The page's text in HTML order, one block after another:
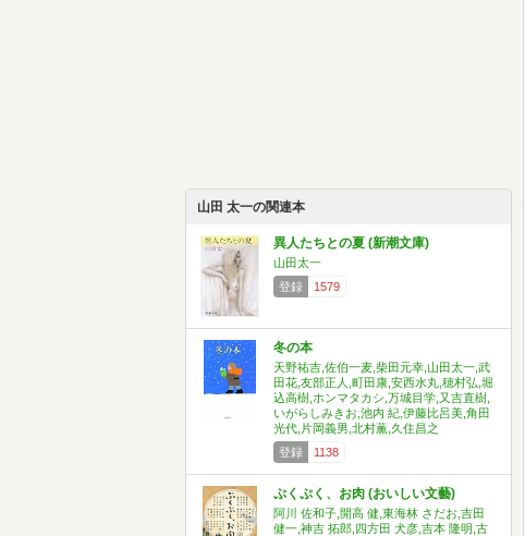
山田 太一の関連本
異人たちとの夏 (新潮文庫)
山田太一
登録
1579
冬の本
天野祐吉,佐伯一麦,柴田元幸,山田太一,武
田花,友部正人,町田康,安西水丸,穂村弘,堀
込高樹,ホンマタカシ,万城目学,又吉直樹,
いがらしみきお,池内 紀,伊藤比呂美,角田
光代,片岡義男,北村薫,久住昌之
登録
1138
ぷくぷく、お肉 (おいしい文藝)
阿川 佐和子,開高 健,東海林 さだお,吉田
健一,神吉 拓郎,四方田 犬彦,吉本 隆明,古